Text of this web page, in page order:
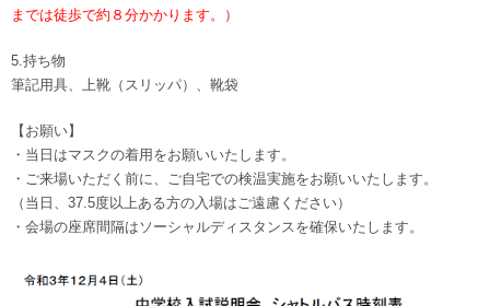
までは徒歩で約８分かかります。）
5.持ち物
筆記用具、上靴（スリッパ）、靴袋
【お願い】
・当日はマスクの着用をお願いいたします。
・ご来場いただく前に、ご自宅での検温実施をお願いいたします。
（当日、37.5度以上ある方の入場はご遠慮ください）
・会場の座席間隔はソーシャルディスタンスを確保いたします。